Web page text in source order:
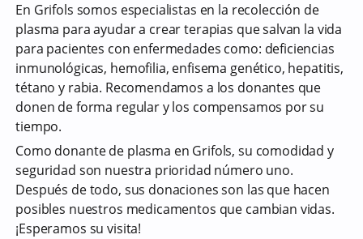
En Grifols somos especialistas en la recolección de
plasma para ayudar a crear terapias que salvan la vida
para pacientes con enfermedades como: deficiencias
inmunológicas, hemofilia, enfisema genético, hepatitis,
tétano y rabia. Recomendamos a los donantes que
donen de forma regular y los compensamos por su
tiempo.
Como donante de plasma en Grifols, su comodidad y
seguridad son nuestra prioridad número uno.
Después de todo, sus donaciones son las que hacen
posibles nuestros medicamentos que cambian vidas.
¡Esperamos su visita!